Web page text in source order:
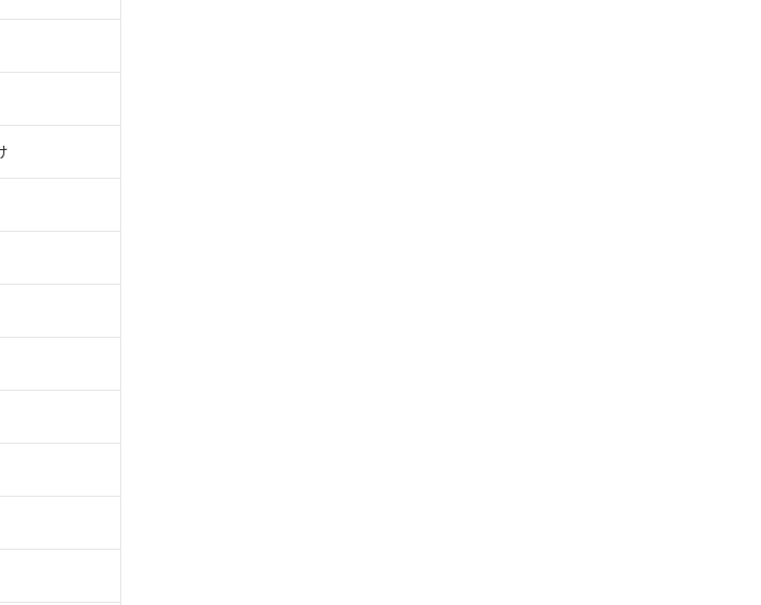
さい。
応した製品が提供可能な商品です。
た製品に切り替える予定のある商品です。
対応の商品で、対応品を出す予定はありません。
応状況を調査中または確認中の商品です。
と関係のない商品です。
100ppm以下、
下であることを示します。
えていることを示します。
ださい。
本国政府の輸出許可(または役務取引許可)を取得する